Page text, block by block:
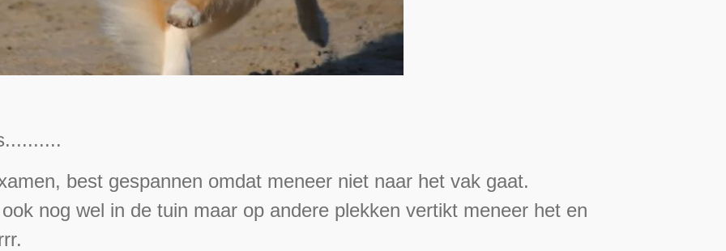
best gespannen omdat meneer niet naar het vak gaat.
nog wel in de tuin maar op andere plekken vertikt meneer het en